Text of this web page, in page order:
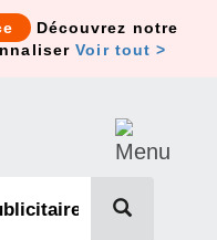
Découvrez notre
Voir tout >